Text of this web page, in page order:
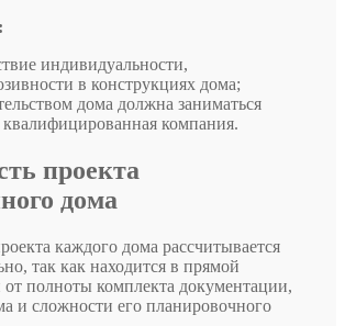
индивидуальности,
в конструкциях дома;
дома должна заниматься
квалифицированная компания.
проекта
дома
каждого дома рассчитывается
так как находится в прямой
от полноты комплекта документации,
и сложности его планировочного